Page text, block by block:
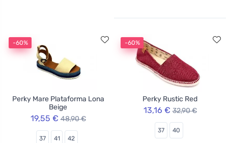
-60%
Perky Mare Plataforma Lona
Beige
19,55 € 48,90 €
37 41 42
-60%
Perky Rustic Red
13,16 € 32,90 €
37 40